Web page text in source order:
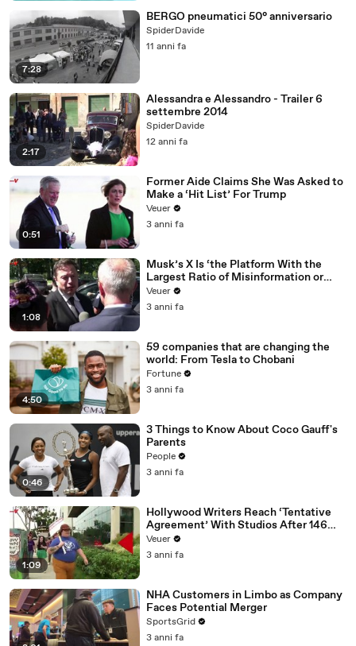
7:28
BERGO pneumatici 50° anniversario
SpiderDavide
11 anni fa
2:17
Alessandra e Alessandro - Trailer 6
settembre 2014
SpiderDavide
12 anni fa
0:51
Former Aide Claims She Was Asked to
Make a ‘Hit List’ For Trump
Veuer
3 anni fa
1:08
Musk’s X Is ‘the Platform With the
Largest Ratio of Misinformation or
Disinformation’ Amongst All Social
Media Platforms
Veuer
3 anni fa
4:50
59 companies that are changing the
world: From Tesla to Chobani
Fortune
3 anni fa
0:46
3 Things to Know About Coco Gauff's
Parents
People
3 anni fa
1:09
Hollywood Writers Reach ‘Tentative
Agreement’ With Studios After 146
Day Strike
Veuer
3 anni fa
NHA Customers in Limbo as Company
Faces Potential Merger
SportsGrid
3 anni fa